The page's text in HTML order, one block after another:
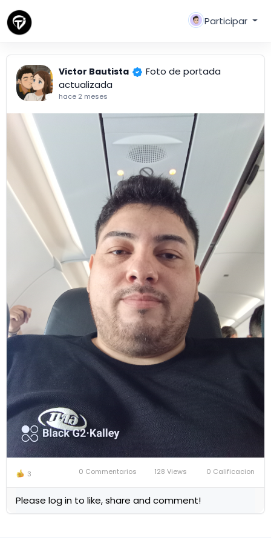
Participar
Victor Bautista
Foto de portada
actualizada
hace 2 meses
3 0 Commentarios 128 Views 0 Calificacion
Please log in to like, share and comment!